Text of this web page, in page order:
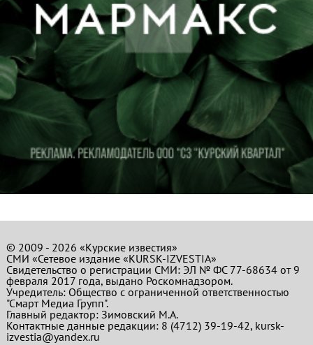
© 2009 - 2026 «Курские известия»
СМИ «Сетевое издание «KURSK-IZVESTIA»
Свидетельство о регистрации СМИ: ЭЛ № ФС 77-68634 от 9
февраля 2017 года, выдано Роскомнадзором.
Учредитель: Общество с ограниченной ответственностью
"Смарт Медиа Групп".
Главный редактор:Зимовский М.А.
Контактные данные редакции: 8 (4712) 39-19-42, kursk-
izvestia@yandex.ru